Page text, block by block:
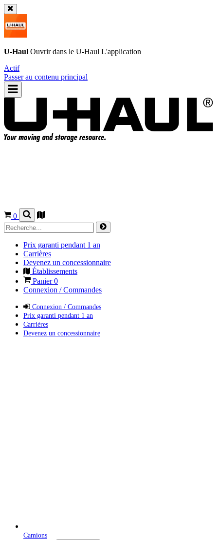
U-Haul Ouvrir dans le U-Haul L'application
Actif
Passer au contenu principal
0
Prix garanti pendant 1 an
Carrières
Devenez un concessionnaire
Établissements
Panier0
Connexion / Commandes
Connexion / Commandes
Prix garanti pendant 1 an
Carrières
Devenez un concessionnaire
Camions